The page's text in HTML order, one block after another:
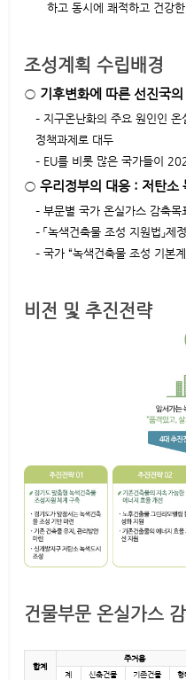
하고 동시에 쾌적하고 건강
조성계획 수립배경
○ 기후변화에 따른 선진국
– 지구온난화의 주요 원인인
정책과제로 대두
– EU를 비롯 많은 국가들이
○ 우리정부의 대응 : 저탄소
– 부문별 국가 온실가스 감축
– 「녹색건축물 조성 지원법」
– 국가 “녹색건축물 조성 기본
비전 및 추진전략
건물부문 온실가스
합계
주거용
계
신축건물 기존건물 형